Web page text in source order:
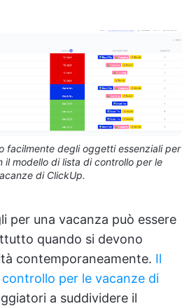
facilmente degli oggetti essenziali per
il modello di lista di controllo per le
di ClickUp.
per una vacanza può essere
quando si devono
contemporaneamente. Il
per le vacanze di
a suddividere il